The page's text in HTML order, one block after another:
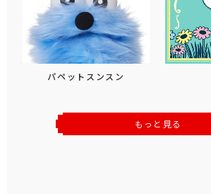
パペットスンスン
もっと見る